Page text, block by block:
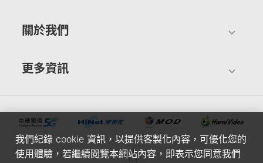
關於我們
更多資訊
我們紀錄 cookie 資訊，以提供客製化內容，可優化您的
使用體驗，若繼續閱覽本網站內容，即表示您同意我們